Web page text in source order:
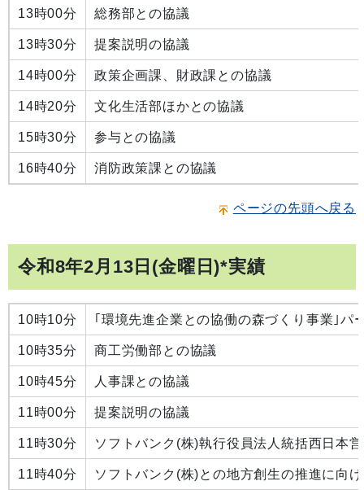
13時00分 総務部との協議
13時30分 提案説明の協議
14時00分 政策企画課、財政課との協議
14時20分 文化生活部ほかとの協議
15時30分 参与との協議
16時40分 消防政策課との協議
ページの先頭へ戻る
令和8年2月13日(金曜日)*実績
10時10分 ｢環境先進企業との協働の森づくり事業｣
10時35分 商工労働部との協議
10時45分 人事課との協議
11時00分 提案説明の協議
11時30分 ソフトバンク(株)執行役員法人統括西日本
11時40分 ソフトバンク(株)との地方創生の推進に向